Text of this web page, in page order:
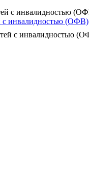
с инвалидностью (ОФВ)
с инвалидностью